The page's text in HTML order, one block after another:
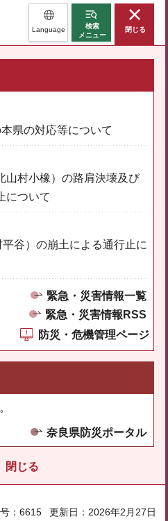
Language
検索
メニュー
閉じる
県の対応等について
山村小橡）の路肩決壊及び
について
谷）の崩土による通行止に
緊急・災害情報一覧
緊急・災害情報RSS
防災・危機管理ページ
奈良県防災ポータル
閉じる
：6615 更新日：2026年2月27日